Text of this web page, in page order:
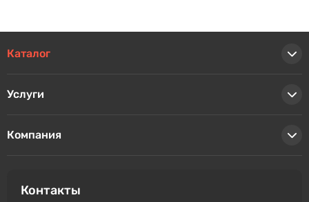
Каталог
Услуги
Компания
Контакты